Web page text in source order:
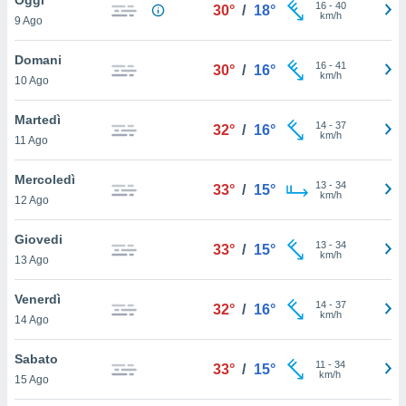
è
al sito
di
ci
di
il
un
la
nella
9 Ago
30° / 18° 16- 40
km/h
Domani
10 Ago
30° / 16° 16- 41
km/h
Martedì
11 Ago
32° / 16° 14- 37
km/h
Mercoledì
12 Ago
33° / 15° 13- 34
km/h
Giovedi
13 Ago
33° / 15° 13- 34
km/h
Venerdì
14 Ago
32° / 16° 14- 37
km/h
Sabato
15 Ago
33° / 15° 11 - 34
km/h